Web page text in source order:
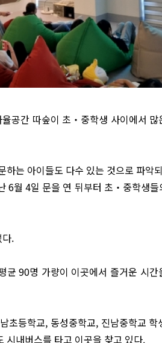
공간 따숲이 초‧중학생 사이에서 많
는 아이들도 다수 있는 것으로 파악
6월 4일 문을 연 뒤부터 초‧중학생들
.
90명 가량이 이곳에서 즐거운 시간
초등학교, 동성중학교, 진남중학교 학
시내버스를 타고 이곳을 찾고 있다.